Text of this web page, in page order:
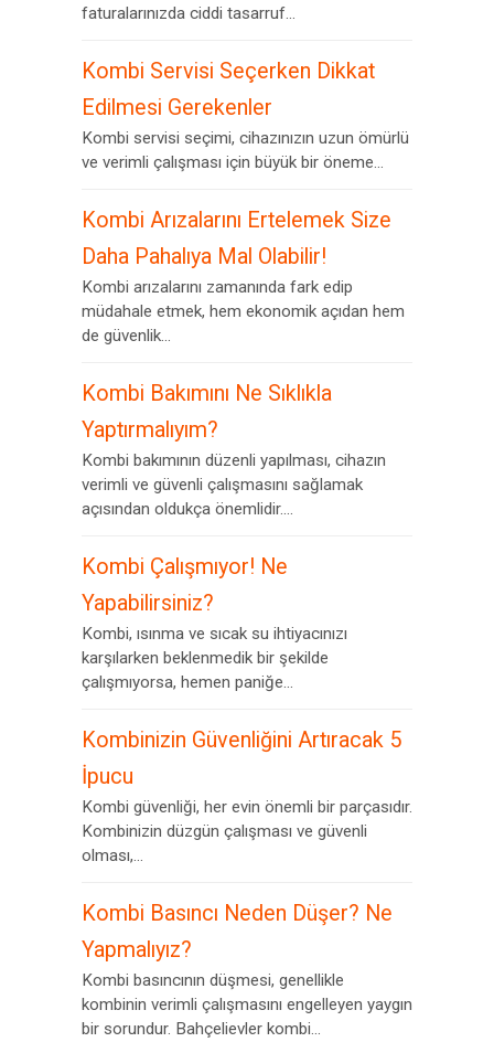
faturalarınızda ciddi tasarruf...
Kombi Servisi Seçerken Dikkat
Edilmesi Gerekenler
Kombi servisi seçimi, cihazınızın uzun ömürlü
ve verimli çalışması için büyük bir öneme...
Kombi Arızalarını Ertelemek Size
Daha Pahalıya Mal Olabilir!
Kombi arızalarını zamanında fark edip
müdahale etmek, hem ekonomik açıdan hem
de güvenlik...
Kombi Bakımını Ne Sıklıkla
Yaptırmalıyım?
Kombi bakımının düzenli yapılması, cihazın
verimli ve güvenli çalışmasını sağlamak
açısından oldukça önemlidir....
Kombi Çalışmıyor! Ne
Yapabilirsiniz?
Kombi, ısınma ve sıcak su ihtiyacınızı
karşılarken beklenmedik bir şekilde
çalışmıyorsa, hemen paniğe...
Kombinizin Güvenliğini Artıracak 5
İpucu
Kombi güvenliği, her evin önemli bir parçasıdır.
Kombinizin düzgün çalışması ve güvenli
olması,...
Kombi Basıncı Neden Düşer? Ne
Yapmalıyız?
Kombi basıncının düşmesi, genellikle
kombinin verimli çalışmasını engelleyen yaygın
bir sorundur. Bahçelievler kombi...